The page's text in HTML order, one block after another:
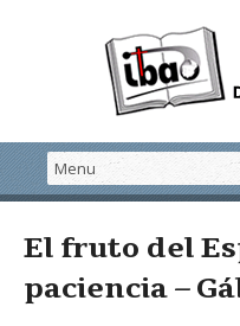
El fruto del
paciencia –